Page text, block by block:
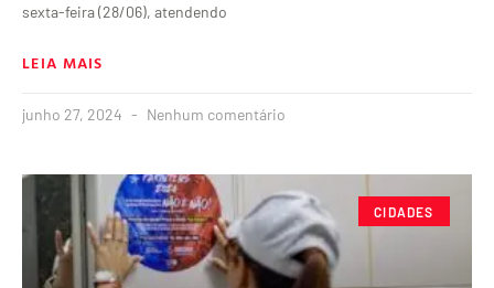
sexta-feira (28/06), atendendo
LEIA MAIS
junho 27, 2024 Nenhum comentário
CIDADES